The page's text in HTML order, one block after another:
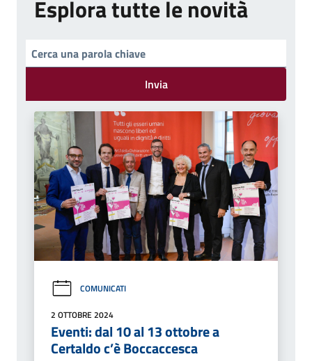
Esplora tutte le novità
Invia
COMUNICATI
2 OTTOBRE 2024
Eventi: dal 10 al 13 ottobre a
Certaldo c’è Boccaccesca